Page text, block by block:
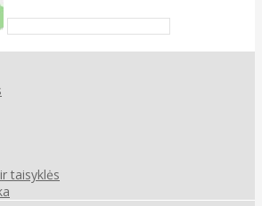
taisyklės